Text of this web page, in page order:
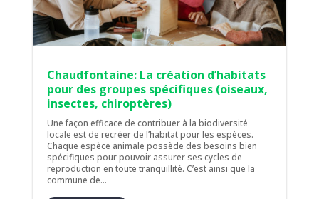
Chaudfontaine: La création d’habitats
pour des groupes spécifiques (oiseaux,
insectes, chiroptères)
Une façon efficace de contribuer à la biodiversité
locale est de recréer de l’habitat pour les espèces.
Chaque espèce animale possède des besoins bien
spécifiques pour pouvoir assurer ses cycles de
reproduction en toute tranquillité. C’est ainsi que la
commune de...